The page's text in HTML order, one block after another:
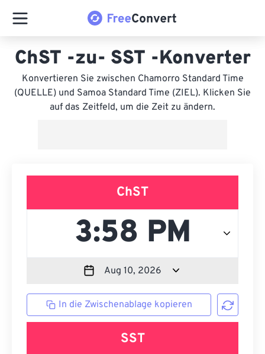
ChST -zu- SST -Konverter
Konvertieren Sie zwischen Chamorro Standard Time
(QUELLE) und Samoa Standard Time (ZIEL). Klicken Sie
auf das Zeitfeld, um die Zeit zu ändern.
ChST
In die Zwischenablage kopieren
SST